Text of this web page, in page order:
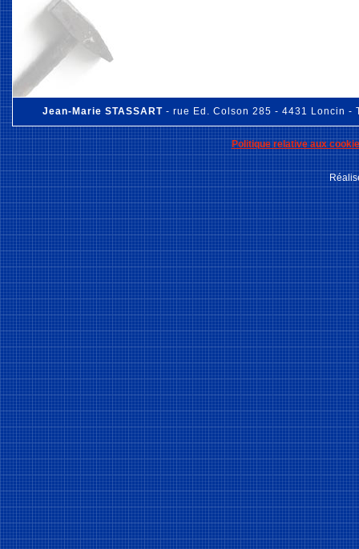
Jean-Marie STASSART - rue Ed. Colson 285 - 4431 Loncin
Politique relative aux